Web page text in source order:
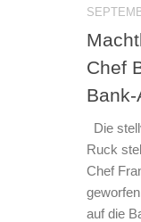
Chef
Die
Ruck
Chef
auf die